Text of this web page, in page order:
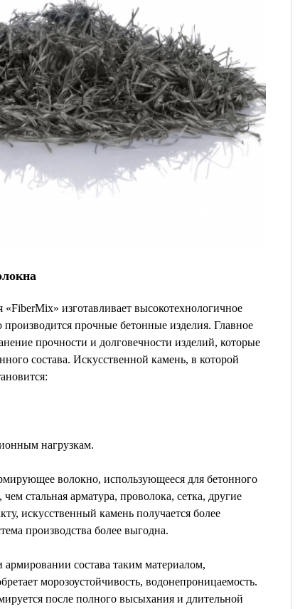
изготавливает высокотехнологичное
производится прочные бетонные изделия. Главное
прочности и долговечности изделий, которые
состава. Искусственной камень, в которой
нагрузкам.
волокно, использующееся для бетонного
стальная арматура, проволока, сетка, другие
искусственный камень получается более
производства более выгодна.
состава таким материалом,
морозоустойчивость, водонепроницаемость.
после полного высыхания и длительной